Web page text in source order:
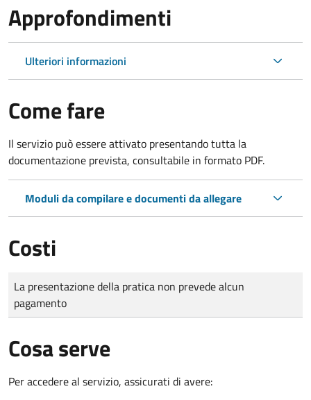
Approfondimenti
Ulteriori informazioni
Come fare
Il servizio può essere attivato presentando tutta la
documentazione prevista, consultabile in formato PDF.
Moduli da compilare e documenti da allegare
Costi
Tipo di pagamento
Importo
La presentazione della pratica non prevede alcun
pagamento
Cosa serve
Per accedere al servizio, assicurati di avere: